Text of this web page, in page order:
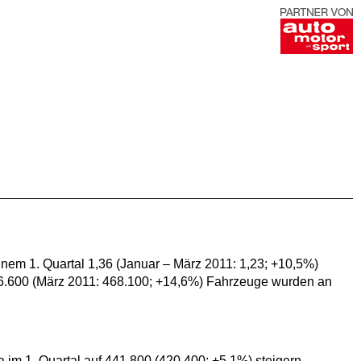
1. Quartal 1,36 (Januar – März 2011: 1,23; +10,5%)
(März 2011: 468.100; +14,6%) Fahrzeuge wurden an